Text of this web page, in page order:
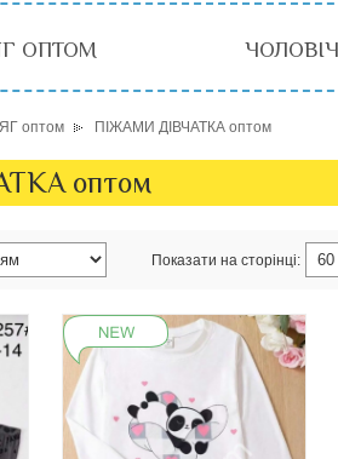
ОПТОМ
оптом ПІЖАМИ ДІВЧАТКА оптом
оптом
Показати на сторінці: